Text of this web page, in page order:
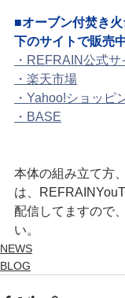
■オーブン付焚き
下のサイトで販売
・REFRAIN公式サ
・楽天市場
・Yahoo!ショッピ
・BASE
本体の組み立て方
は、
配信してますので
い。
NEWS
BLOG